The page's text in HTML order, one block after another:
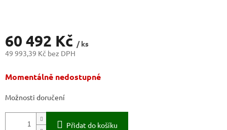
60 492 Kč / ks
49 993,39 Kč bez DPH
cena:
Momentálně nedostupné
Možnosti doručení
Přidat do košíku